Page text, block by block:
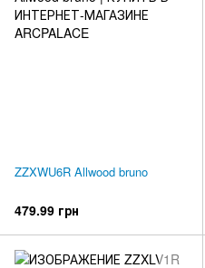
ZZXWU6R Allwood bruno
479.99 грн